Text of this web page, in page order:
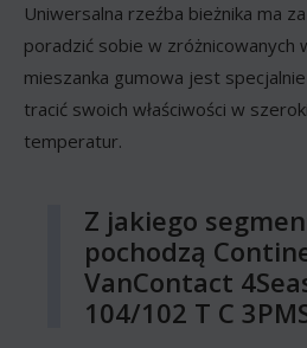
Uniwersalna rzeźba bieżnika ma
poradzić sobie w zróżnicowanych
mieszanka gumowa jest
tracić swoich właściwości w
temperatur.
Z jakiego
pochodzą
VanContact
104/102 T C